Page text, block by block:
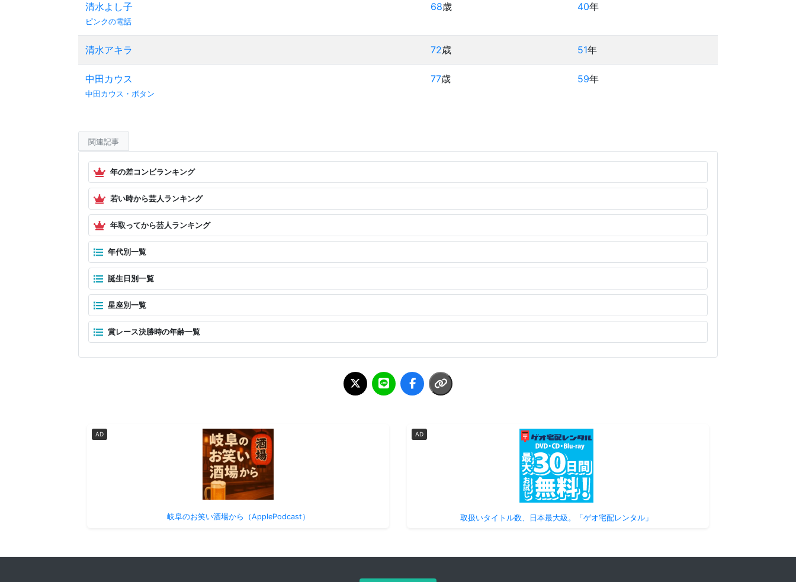
清水よし子
ピンクの電話
68歳 40年
清水アキラ 72歳 51年
中田カウス
中田カウス・ボタン
77歳 59年
関連記事
年の差コンビランキング
若い時から芸人ランキング
年取ってから芸人ランキング
年代別一覧
誕生日別一覧
星座別一覧
賞レース決勝時の年齢一覧
AD
岐阜のお笑い酒場から（ApplePodcast）
AD
取扱いタイトル数、日本最大級。「ゲオ宅配レンタル」